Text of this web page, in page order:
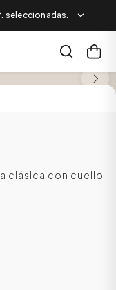
seleccionadas.
clásica con cuello